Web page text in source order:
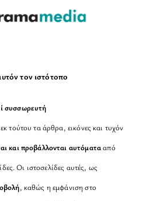
τον ιστότοπο
συσσωρευτή
τούτου τα άρθρα, εικόνες και τυχόν
και προβάλλονται αυτόματααπό
Οι ιστοσελίδες αυτές, ως
, καθώς η εμφάνιση στο